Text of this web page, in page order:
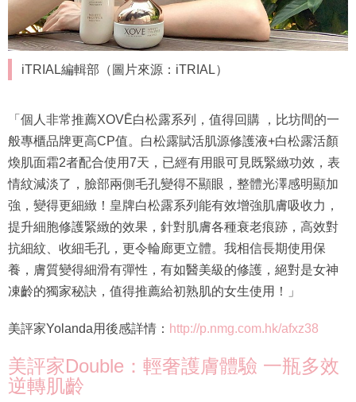
iTRIAL編輯部（圖片來源：iTRIAL）
「個人非常推薦XOVĒ白松露系列，值得回購 ，比坊間的一
般專櫃品牌更高CP值。白松露賦活肌源修護液+白松露活顏
煥肌面霜2者配合使用7天，已經有用眼可見既緊緻功效，表
情紋減淡了，臉部兩側毛孔變得不顯眼，整體光澤感明顯加
強，變得更細緻！皇牌白松露系列能有效增強肌膚吸收力，
提升細胞修護緊緻的效果，針對肌膚各種衰老痕跡，高效對
抗細紋、收細毛孔，更令輪廊更立體。我相信長期使用保
養，膚質變得細滑有彈性，有如醫美級的修護，絕對是女神
凍齡的獨家秘訣，值得推薦給初熟肌的女生使用！」
美評家Yolanda用後感詳情： http://p.nmg.com.hk/afxz38
美評家Double：輕奢護膚體驗 一瓶多效
逆轉肌齡